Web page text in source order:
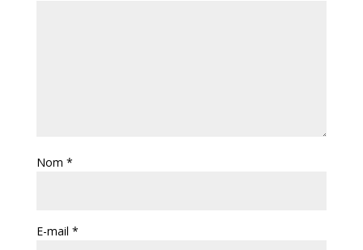
Nom *
E-mail *